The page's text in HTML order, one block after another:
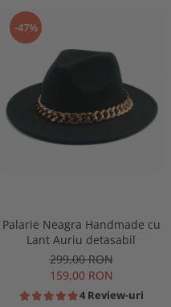
-47%
Palarie Neagra Handmade cu
Lant Auriu detasabil
299,00 RON
159,00 RON
4 Review-uri